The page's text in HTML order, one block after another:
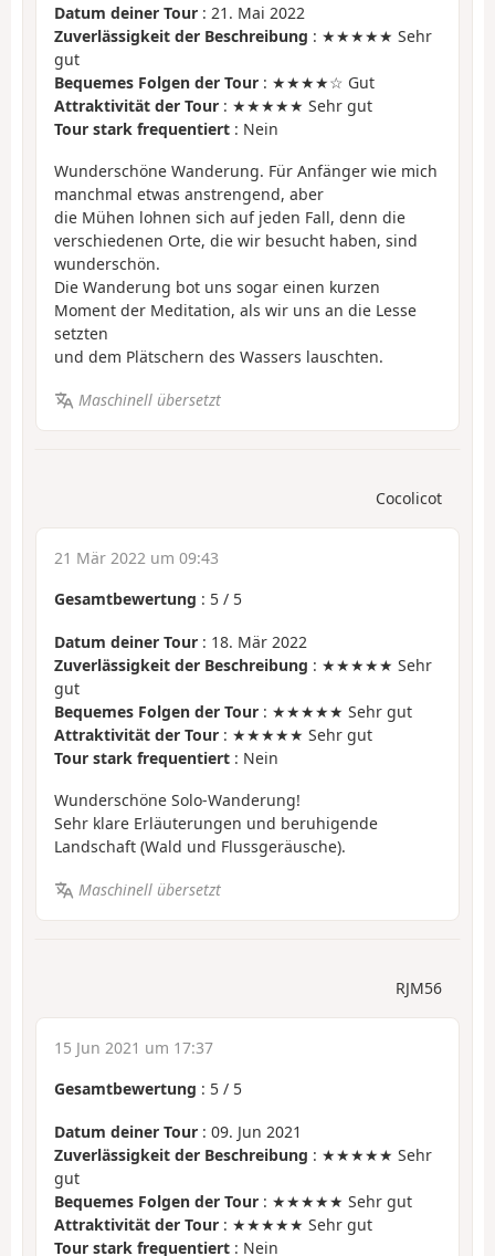
Datum deiner Tour : 21. Mai 2022
Zuverlässigkeit der Beschreibung : ★★★★★ Sehr
gut
Bequemes Folgen der Tour : ★★★★☆ Gut
Attraktivität der Tour : ★★★★★ Sehr gut
Tour stark frequentiert : Nein
Wunderschöne Wanderung. Für Anfänger wie mich
manchmal etwas anstrengend, aber
die Mühen lohnen sich auf jeden Fall, denn die
verschiedenen Orte, die wir besucht haben, sind
wunderschön.
Die Wanderung bot uns sogar einen kurzen
Moment der Meditation, als wir uns an die Lesse
setzten
und dem Plätschern des Wassers lauschten.
Maschinell übersetzt
Cocolicot
21 Mär 2022 um 09:43
Gesamtbewertung : 5 / 5
Datum deiner Tour : 18. Mär 2022
Zuverlässigkeit der Beschreibung : ★★★★★ Sehr
gut
Bequemes Folgen der Tour : ★★★★★ Sehr gut
Attraktivität der Tour : ★★★★★ Sehr gut
Tour stark frequentiert : Nein
Wunderschöne Solo-Wanderung!
Sehr klare Erläuterungen und beruhigende
Landschaft (Wald und Flussgeräusche).
Maschinell übersetzt
RJM56
15 Jun 2021 um 17:37
Gesamtbewertung : 5 / 5
Datum deiner Tour : 09. Jun 2021
Zuverlässigkeit der Beschreibung : ★★★★★ Sehr
gut
Bequemes Folgen der Tour : ★★★★★ Sehr gut
Attraktivität der Tour : ★★★★★ Sehr gut
Tour stark frequentiert : Nein